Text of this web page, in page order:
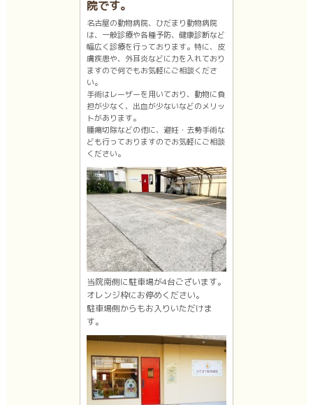
院です。
名古屋の動物病院、ひだまり動物病院
は、一般診療や各種予防、健康診断など
幅広く診療を行っております。特に、皮
膚疾患や、外耳炎などに力を入れており
ますので何でもお気軽にご相談くださ
い。
手術はレーザーを用いており、動物に負
担が少なく、出血が少ないなどのメリッ
トがあります。
腫瘍切除などの他に、避妊・去勢手術な
ども行っておりますのでお気軽にご相談
ください。
当院南側に駐車場が4台ございます。
オレンジ枠にお停めください。
駐車場側からもお入りいただけま
す。